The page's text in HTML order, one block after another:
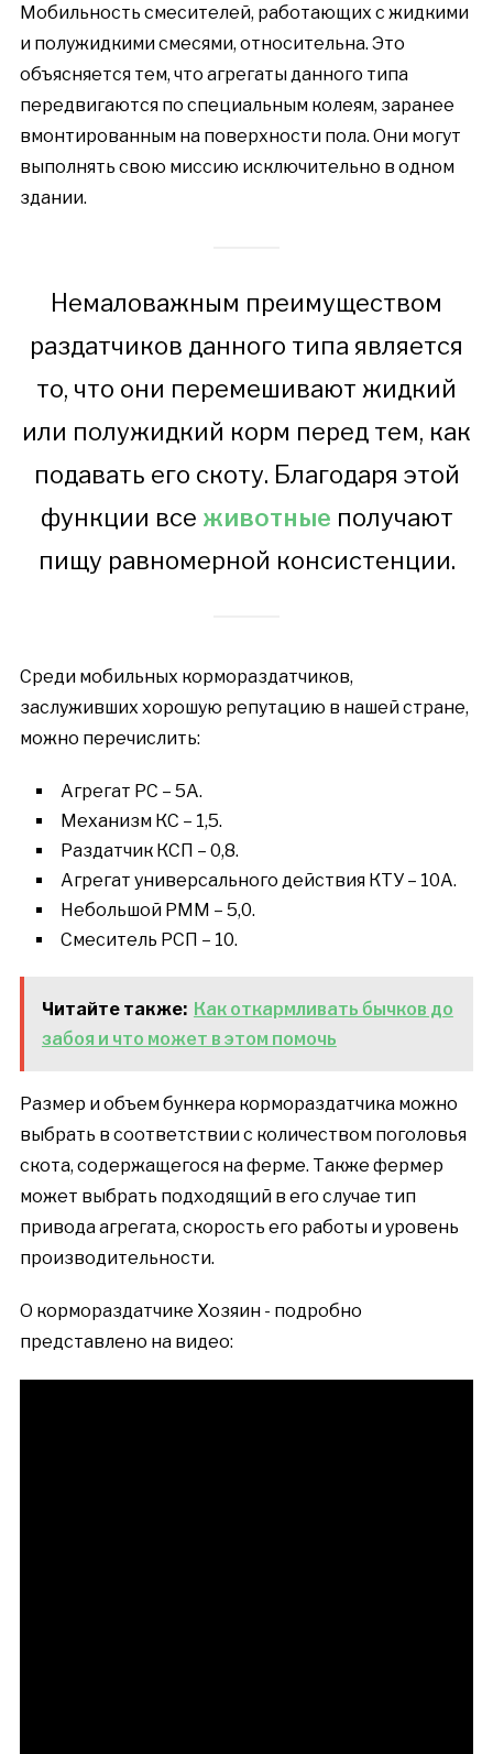
Мобильность смесителей, работающих с жидкими
и полужидкими смесями, относительна. Это
объясняется тем, что агрегаты данного типа
передвигаются по специальным колеям, заранее
вмонтированным на поверхности пола. Они могут
выполнять свою миссию исключительно в одном
здании.
Немаловажным преимуществом
раздатчиков данного типа является
то, что они перемешивают жидкий
или полужидкий корм перед тем, как
подавать его скоту. Благодаря этой
функции все животные получают
пищу равномерной консистенции.
Среди мобильных кормораздатчиков,
заслуживших хорошую репутацию в нашей стране,
можно перечислить:
Агрегат РС – 5А.
Механизм КС – 1,5.
Раздатчик КСП – 0,8.
Агрегат универсального действия КТУ – 10А.
Небольшой РММ – 5,0.
Смеситель РСП – 10.
Читайте также: Как откармливать бычков до
забоя и что может в этом помочь
Размер и объем бункера кормораздатчика можно
выбрать в соответствии с количеством поголовья
скота, содержащегося на ферме. Также фермер
может выбрать подходящий в его случае тип
привода агрегата, скорость его работы и уровень
производительности.
О кормораздатчике Хозяин - подробно
представлено на видео: